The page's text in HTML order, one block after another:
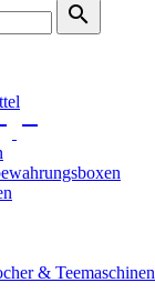


& Teemaschinen